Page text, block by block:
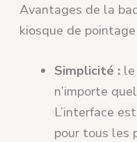
Avantages de la
kiosque de pointage
Simplicité :
n’importe
L’interface
pour tous les